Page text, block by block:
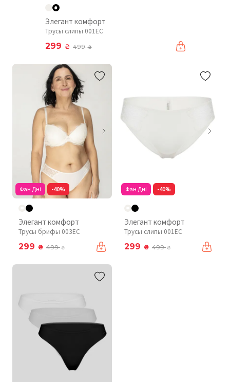
Элегант комфорт
Трусы слипы 001EC
299 ₴ 499₴
Фан Дні -40%
Элегант комфорт
Трусы брифы 003EC
299 ₴ 499₴
Фан Дні -40%
Элегант комфорт
Трусы слипы 001EC
299 ₴ 499₴